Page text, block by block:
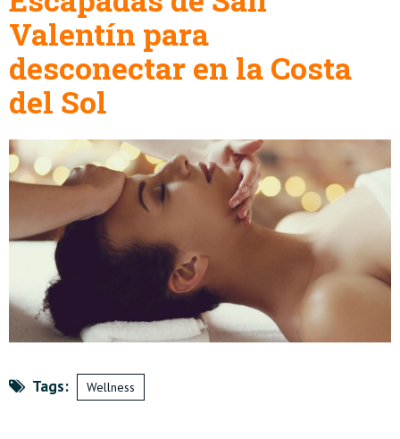
Valentín para
desconectar en la Costa
del Sol
Tags: Wellness